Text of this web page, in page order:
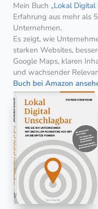
Mein Buch „Lokal
Erfahrung aus mehr als
Unternehmen.
Es zeigt, wie
starken Websites,
Google Maps, klaren
und wachsender
Buch bei Amazon